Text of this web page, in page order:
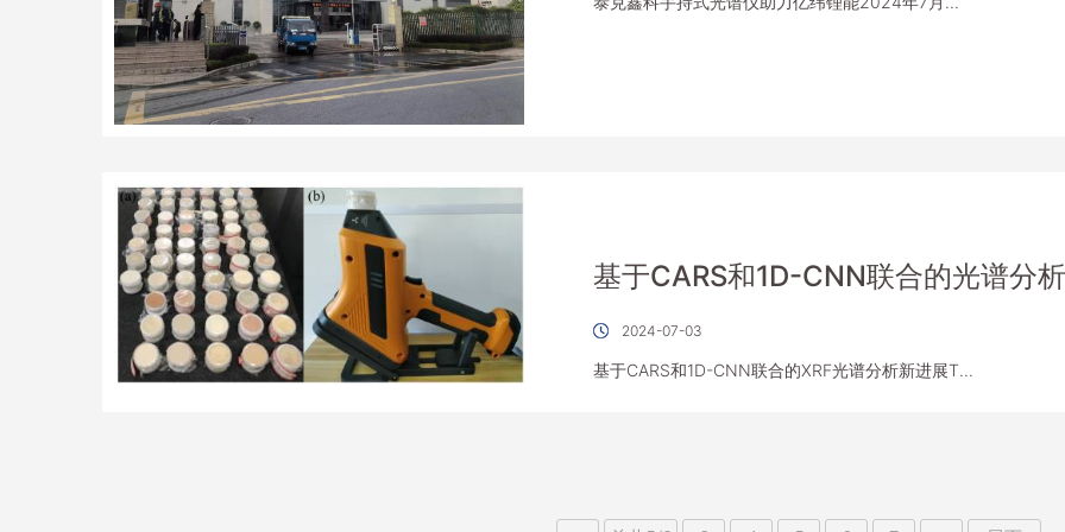
基于CARS和1D-CNN联合的光谱分
2024-07-03
基于CARS和1D-CNN联合的XRF光谱分析新进展T...